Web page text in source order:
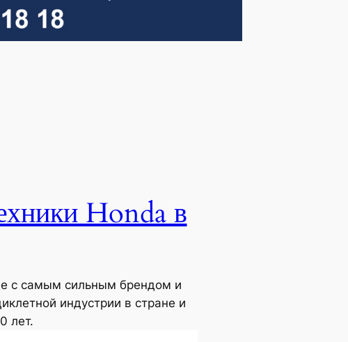
Honda в
с самым сильным брендом и
индустрии в стране и
лет.